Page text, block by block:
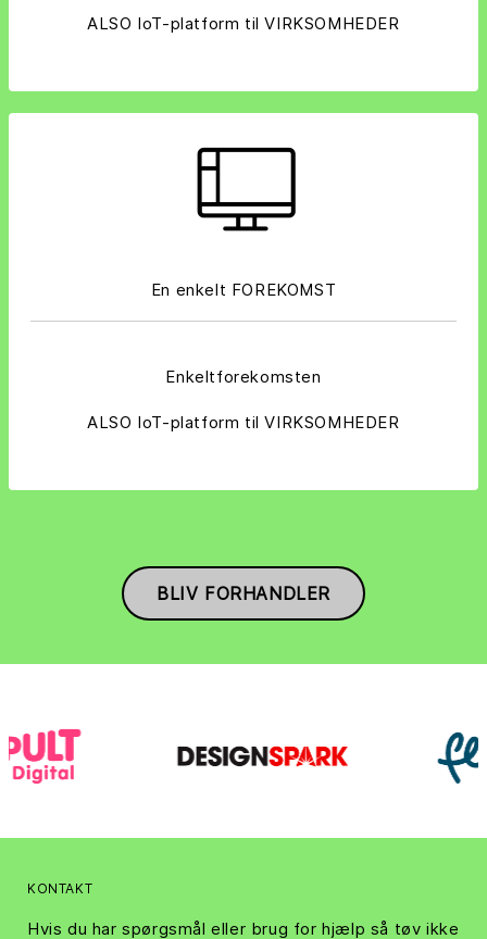
ALSO IoT-platform til VIRKSOMHEDER
En enkelt FOREKOMST
Enkeltforekomsten
ALSO IoT-platform til VIRKSOMHEDER
BLIV FORHANDLER
KONTAKT
Hvis du har spørgsmål eller brug for hjælp så tøv ikke